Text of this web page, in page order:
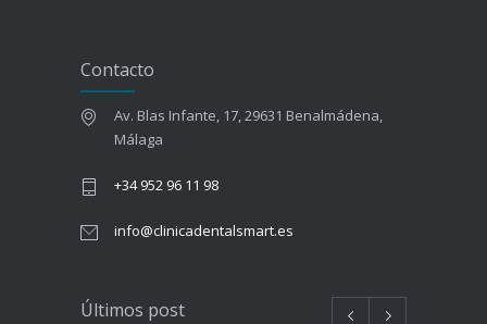
Contacto
Av. Blas Infante, 17, 29631 Benalmádena,
Málaga
+34 952 96 11 98
info@clinicadentalsmart.es
Últimos post